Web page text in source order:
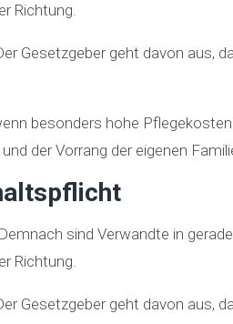
Richtung.
Gesetzgeber geht davon aus,
besonders hohe
der Vorrang der eigenen
sind Verwandte in
Richtung.
Gesetzgeber geht davon aus,